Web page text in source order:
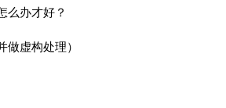
么办才好？
做虚构处理）